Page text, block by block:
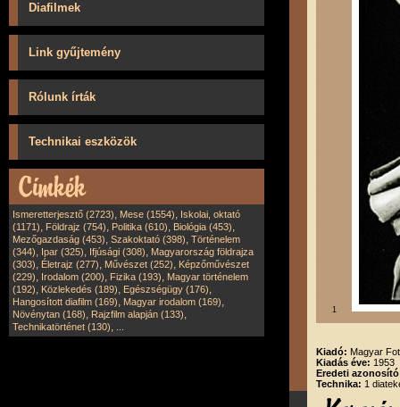
Diafilmek
Link gyűjtemény
Rólunk írták
Technikai eszközök
Ismeretterjesztő (2723), Mese (1554), Iskolai, oktató
(1171), Földrajz (754), Politika (610), Biológia (453),
Mezőgazdaság (453), Szakoktató (398), Történelem
(344), Ipar (325), Ifjúsági (308), Magyarország földrajza
(303), Életrajz (277), Művészet (252), Képzőművészet
(229), Irodalom (200), Fizika (193), Magyar történelem
(192), Közlekedés (189), Egészségügy (176),
Hangosított diafilm (169), Magyar irodalom (169),
Növénytan (168), Rajzfilm alapján (133),
Technikatörténet (130),
1
Kiadó: Magyar
Kiadás éve: 1953
Eredeti
Technika: 1